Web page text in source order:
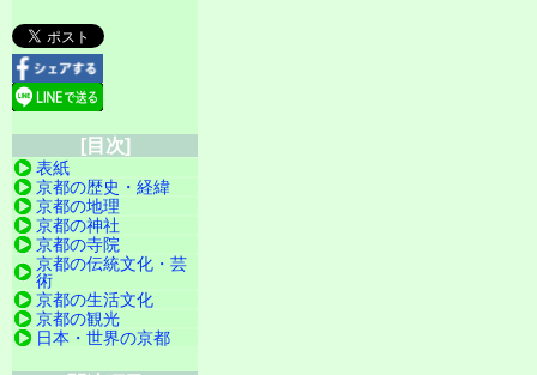
[目次]
表紙
京都の歴史・経緯
京都の地理
京都の神社
京都の寺院
京都の伝統文化・芸
術
京都の生活文化
京都の観光
日本・世界の京都